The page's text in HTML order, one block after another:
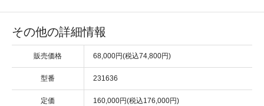
その他の詳細情報
販売価格 68,000円(税込74,800円)
型番 231636
定価 160,000円(税込176,000円)